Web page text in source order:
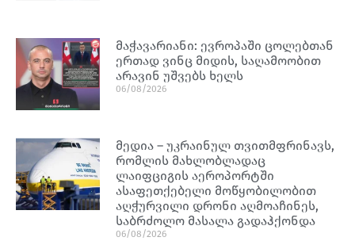
მაჭავარიანი: ევროპაში ცოლებთან
ერთად ვინც მიდის, საღამოობით
არავინ უშვებს ხელს
06/08/2026
მედია – უკრაინულ თვითმფრინავს,
რომლის მახლობლადაც
ლაიფციგის აეროპორტში
ასაფეთქებელი მოწყობილობით
აღჭურვილი დრონი აღმოაჩინეს,
საბრძოლო მასალა გადაჰქონდა
06/08/2026